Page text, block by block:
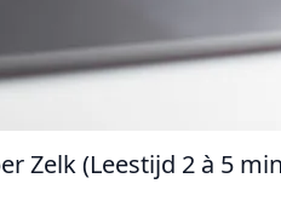
Zelk (Leestijd 2 à 5